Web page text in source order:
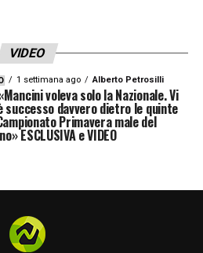
VIDEO
1 settimana ago Alberto Petrosilli
voleva solo la Nazionale. Vi
successo davvero dietro le quinte
Primavera male del
ESCLUSIVA e VIDEO